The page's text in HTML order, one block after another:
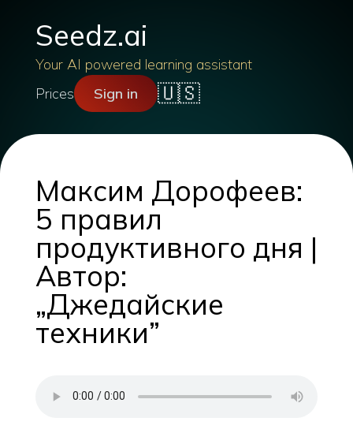
Seedz.ai
Your AI powered learning assistant
Prices
Sign in 🇺🇸
Максим Дорофеев:
5 правил
продуктивного дня |
Автор:
„Джедайские
техники”